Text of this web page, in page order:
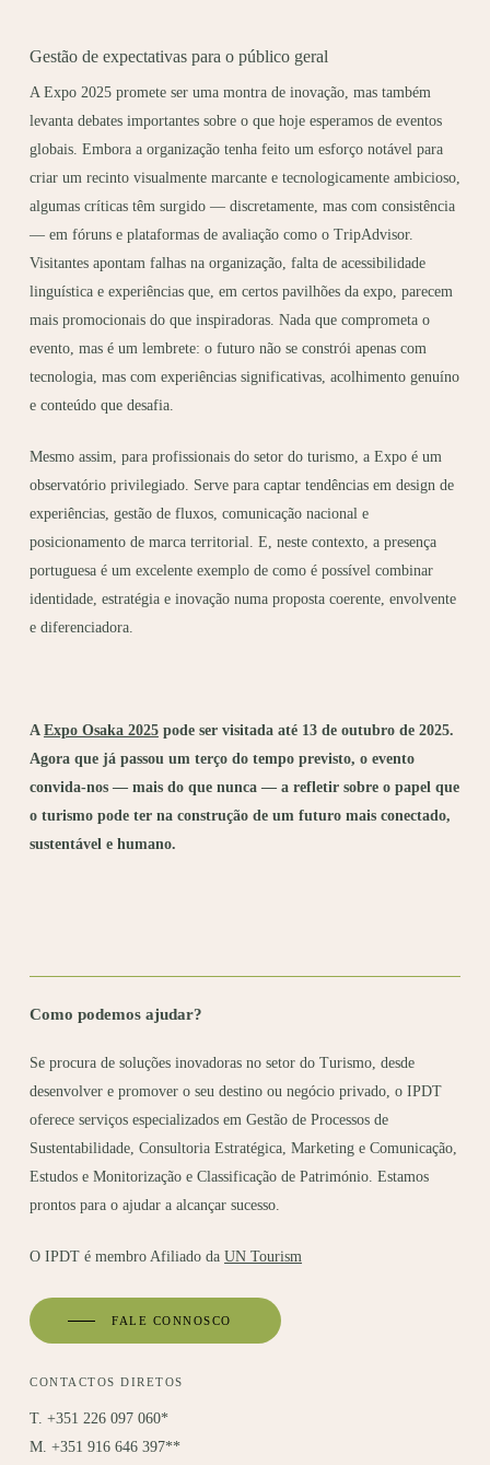
Gestão de expectativas para o público geral
A Expo 2025 promete ser uma montra de inovação, mas também
levanta debates importantes sobre o que hoje esperamos de eventos
globais. Embora a organização tenha feito um esforço notável para
criar um recinto visualmente marcante e tecnologicamente ambicioso,
algumas críticas têm surgido — discretamente, mas com consistência
— em fóruns e plataformas de avaliação como o TripAdvisor.
Visitantes apontam falhas na organização, falta de acessibilidade
linguística e experiências que, em certos pavilhões da expo, parecem
mais promocionais do que inspiradoras. Nada que comprometa o
evento, mas é um lembrete: o futuro não se constrói apenas com
tecnologia, mas com experiências significativas, acolhimento genuíno
e conteúdo que desafia.
Mesmo assim, para profissionais do setor do turismo, a Expo é um
observatório privilegiado. Serve para captar tendências em design de
experiências, gestão de fluxos, comunicação nacional e
posicionamento de marca territorial. E, neste contexto, a presença
portuguesa é um excelente exemplo de como é possível combinar
identidade, estratégia e inovação numa proposta coerente, envolvente
e diferenciadora.
A Expo Osaka 2025pode ser visitada até 13 de outubro de 2025.
Agora que já passou um terço do tempo previsto, o evento
convida-nos — mais do que nunca — a refletir sobre o papel que
o turismo pode ter na construção de um futuro mais conectado,
sustentável e humano.
Como podemos ajudar?
Se procura de soluções inovadoras no setor do Turismo, desde
desenvolver e promover o seu destino ou negócio privado, o IPDT
oferece serviços especializados em Gestão de Processos de
Sustentabilidade, Consultoria Estratégica, Marketing e Comunicação,
Estudos e Monitorização e Classificação de Património. Estamos
prontos para o ajudar a alcançar sucesso.
O IPDT é membro Afiliado daUN Tourism
FALE CONNOSCO
CONTACTOS DIRETOS
T. +351 226 097 060*
M. +351 916 646 397**